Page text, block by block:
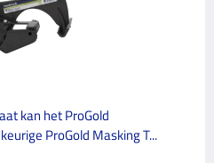
kan het ProGold
ProGold Masking T...